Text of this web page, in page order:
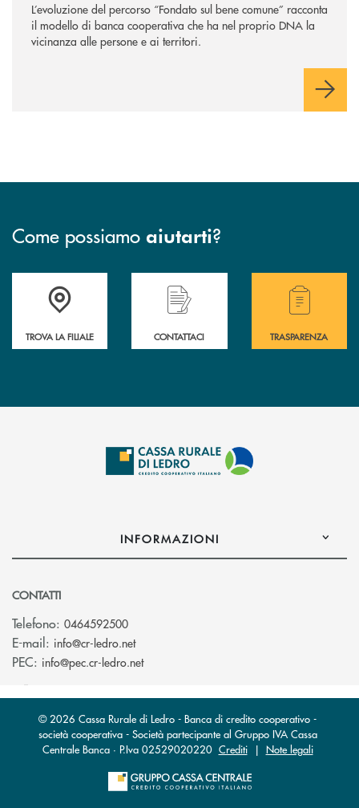
L’evoluzione del percorso “Fondato sul bene comune” racconta
il modello di banca cooperativa che ha nel proprio DNA la
vicinanza alle persone e ai territori.
Come possiamo aiutarti?
Accedi all' elenco completo delle filiali .
TROVA LA FILIALE
Hai bisogno di assistenza immediata?
CONTATTACI
Hai bisogno di
TRASPARENZA
INFORMAZIONI
CONTATTI
Telefono: 0464592500
E-mail: info@cr-ledro.net(si apre l’app di posta elettronica)
PEC: info@pec.cr-ledro.net(si apre l’app di posta elettronica)
© 2026 Cassa Rurale di Ledro - Banca di credito cooperativo -
società cooperativa - Società partecipante al Gruppo IVA Cassa
Centrale Banca · P.Iva 02529020220 Crediti| Note legali